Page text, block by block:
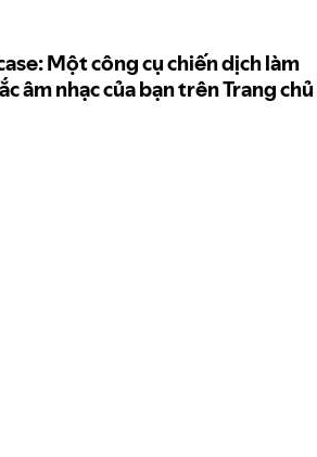
Một công cụ chiến dịch làm
âm nhạc của bạn trên Trang chủ